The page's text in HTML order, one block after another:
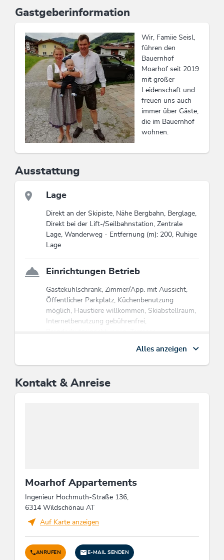
Die Wildschönau Premium Card inkludiert
exklusiv die Sommer-Bergbahnen &
Kinderprogramm etc ...
Infos Premium Card
Gastgeberinformation
Wir, Famiie Seisl,
führen den
Bauernhof
Moarhof seit 2019
mit großer
Leidenschaft und
freuen uns auch
immer über Gäste,
die im Bauernhof
wohnen.
Ausstattung
Lage
Direkt an der Skipiste, Nähe Bergbahn, Berglage,
Direkt bei der Lift-/Seilbahnstation, Zentrale
Lage, Wanderweg - Entfernung (m): 200, Ruhige
Lage
Einrichtungen Betrieb
Gästekühlschrank, Zimmer/App. mit Aussicht,
Öffentlicher Parkplatz, Küchenbenutzung
möglich, Haustiere willkommen, Skiabstellraum,
Internetbenutzung gebührenfrei,
Nichtraucher, Waschmaschinenbenutzung mögl.,
Satelliten-TV, Bibliothek / Bücherei
Fremdsprachen
Englisch, Russisch, Deutsch
Eignung
Senioren, Familien
Alles anzeigen
Kontakt & Anreise
Moarhof Appartements
Ingenieur Hochmuth-Straße 136,
6314 Wildschönau AT
Auf Karte anzeigen
ANRUFEN E-MAIL SENDEN